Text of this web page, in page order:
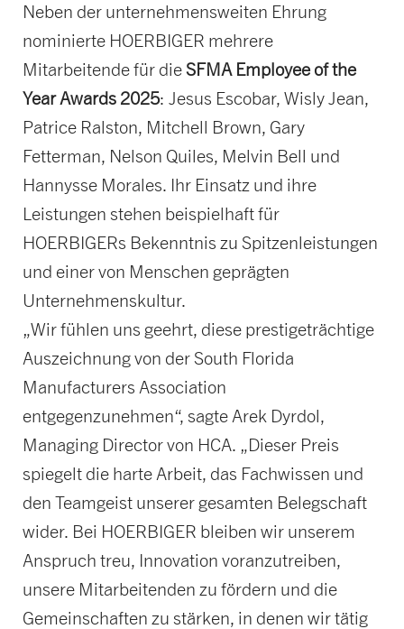
Neben der unternehmensweiten Ehrung
nominierte HOERBIGER mehrere
Mitarbeitende für dieSFMA Employee of the
Year Awards 2025: Jesus Escobar, Wisly Jean,
Patrice Ralston, Mitchell Brown, Gary
Fetterman, Nelson Quiles, Melvin Bell und
Hannysse Morales. Ihr Einsatz und ihre
Leistungen stehen beispielhaft für
HOERBIGERs Bekenntnis zu Spitzenleistungen
und einer von Menschen geprägten
Unternehmenskultur.
„Wir fühlen uns geehrt, diese prestigeträchtige
Auszeichnung von der South Florida
Manufacturers Association
entgegenzunehmen“, sagte Arek Dyrdol,
Managing Director von HCA. „Dieser Preis
spiegelt die harte Arbeit, das Fachwissen und
den Teamgeist unserer gesamten Belegschaft
wider. Bei HOERBIGER bleiben wir unserem
Anspruch treu, Innovation voranzutreiben,
unsere Mitarbeitenden zu fördern und die
Gemeinschaften zu stärken, in denen wir tätig